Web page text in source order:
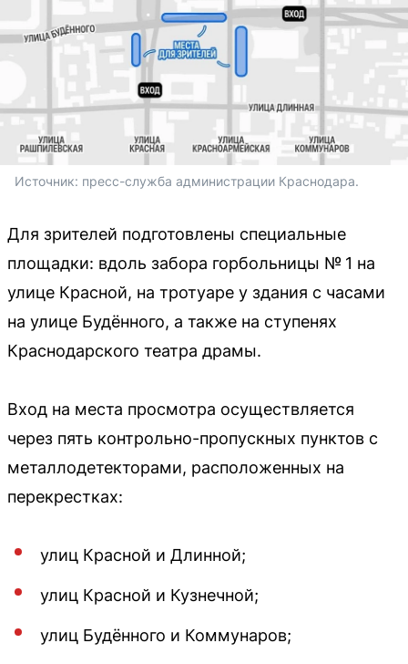
Источник: пресс-служба администрации Краснодара.
Для зрителей подготовлены специальные
площадки: вдоль забора горбольницы № 1 на
улице Красной, на тротуаре у здания с часами
на улице Будённого, а также на ступенях
Краснодарского театра драмы.
Вход на места просмотра осуществляется
через пять контрольно-пропускных пунктов с
металлодетекторами, расположенных на
перекрестках:
улиц Красной и Длинной;
улиц Красной и Кузнечной;
улиц Будённого и Коммунаров;